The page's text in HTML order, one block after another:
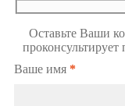
Оставьте Ваши
Ваше имя *